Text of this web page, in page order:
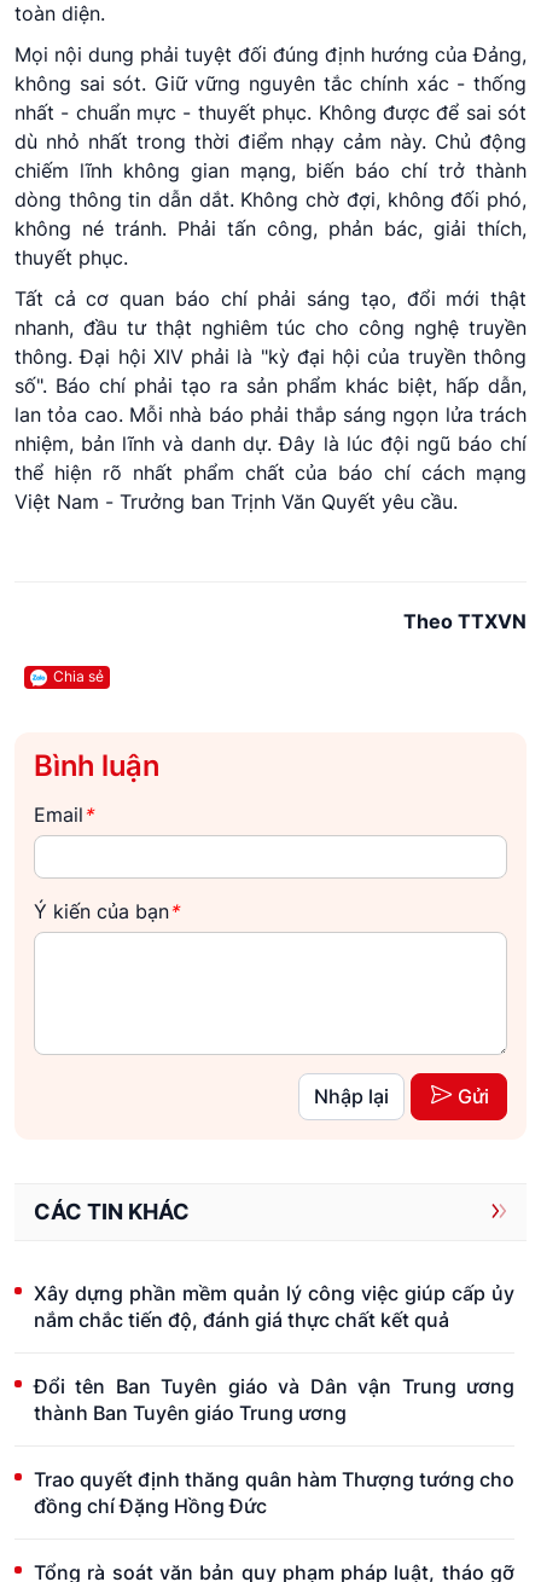
toàn diện.
Mọi nội dung phải tuyệt đối đúng định hướng của Đảng,
không sai sót. Giữ vững nguyên tắc chính xác - thống
nhất - chuẩn mực - thuyết phục. Không được để sai sót
dù nhỏ nhất trong thời điểm nhạy cảm này. Chủ động
chiếm lĩnh không gian mạng, biến báo chí trở thành
dòng thông tin dẫn dắt. Không chờ đợi, không đối phó,
không né tránh. Phải tấn công, phản bác, giải thích,
thuyết phục.
Tất cả cơ quan báo chí phải sáng tạo, đổi mới thật
nhanh, đầu tư thật nghiêm túc cho công nghệ truyền
thông. Đại hội XIV phải là "kỳ đại hội của truyền thông
số". Báo chí phải tạo ra sản phẩm khác biệt, hấp dẫn,
lan tỏa cao. Mỗi nhà báo phải thắp sáng ngọn lửa trách
nhiệm, bản lĩnh và danh dự. Đây là lúc đội ngũ báo chí
thể hiện rõ nhất phẩm chất của báo chí cách mạng
Việt Nam - Trưởng ban Trịnh Văn Quyết yêu cầu.
Theo TTXVN
Chia sẻ
Bình luận
Email *
Ý kiến của bạn*
Nhập lại Gửi
CÁC TIN KHÁC
Xây dựng phần mềm quản lý công việc giúp cấp ủy
nắm chắc tiến độ, đánh giá thực chất kết quả
Đổi tên Ban Tuyên giáo và Dân vận Trung ương
thành Ban Tuyên giáo Trung ương
Trao quyết định thăng quân hàm Thượng tướng cho
đồng chí Đặng Hồng Đức
Tổng rà soát văn bản quy phạm pháp luật, tháo gỡ